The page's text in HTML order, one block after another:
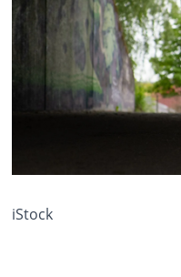
iStock